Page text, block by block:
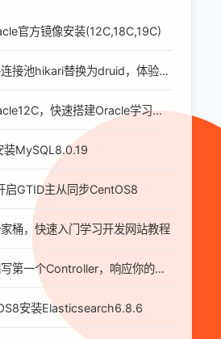
官方镜像安装(12C,18C,19C)
接池hikari替换为druid，体验最
，快速搭建Oracle学习环
装MySQL8.0.19
启GTID主从同步CentOS8
桶，快速入门学习开发网站教程
第一个Controller，响应你的
安装Elasticsearch6.8.6